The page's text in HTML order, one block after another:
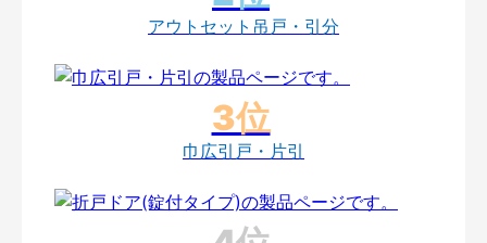
アウトセット吊戸・引分
巾広引戸・片引